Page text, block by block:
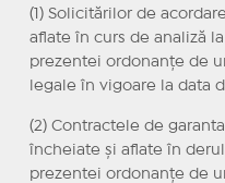
(1) Solicitărilor de
aflate în curs de analiză
prezentei ordonanțe de
legale în vigoare la data
(2) Contractele de
încheiate și aflate în
prezentei ordonanțe de